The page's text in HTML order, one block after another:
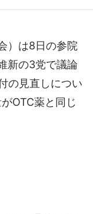
）は8日の参院
新の3党で議論
の見直しについ
OTC薬と同じ